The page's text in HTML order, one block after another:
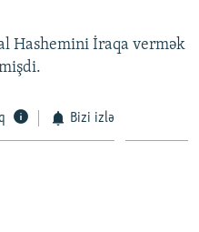
Hashemini İraqa vermək
Bizi izlə